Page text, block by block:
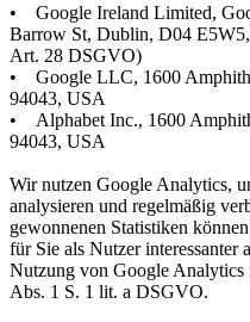
• Google Ireland Limited,
Barrow St, Dublin, D04
Art. 28 DSGVO)
• Google LLC, 1600
94043, USA
• Alphabet Inc., 1600
94043, USA
Wir nutzen Google Analytics,
analysieren und regelmäßig
gewonnenen Statistiken
für Sie als Nutzer interessanter
Nutzung von Google
Abs. 1 S. 1 lit. a DSGVO.